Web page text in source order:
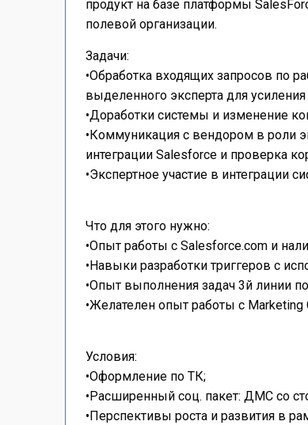
продукт на базе платформы
полевой организации.
Задачи:
•Обработка входящих запросов по
выделенного эксперта для
•Доработки системы и изменение
•Коммуникация с вендором в роли
интеграции Salesforce и проверка
•Экспертное участие в интеграции
Что для этого нужно:
•Опыт работы с Salesforce.com и
•Навыки разработки триггеров с
•Опыт выполнения задач 3й линии
•Желателен опыт работы с Marketing
Условия:
•Оформление по ТК;
•Расширенный соц. пакет: ДМС со
•Перспективы роста и развития в